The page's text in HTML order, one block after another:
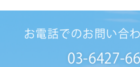
お電話でのお問い合
03-6427-